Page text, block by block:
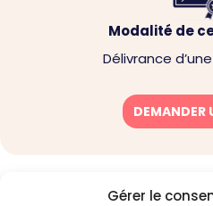
Gérer le
Modalité de
Délivrance
DEMANDER